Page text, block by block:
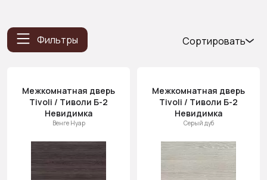
Фильтры
Сортировать
(возр.)
Цена (убыв.)
Cначала
новинки
Cначала
скидки
Межкомнатная дверь
Tivoli / Тиволи Б-2
Невидимка
Венге Нуар
Межкомнатная дверь
Tivoli / Тиволи Б-2
Невидимка
Серый дуб